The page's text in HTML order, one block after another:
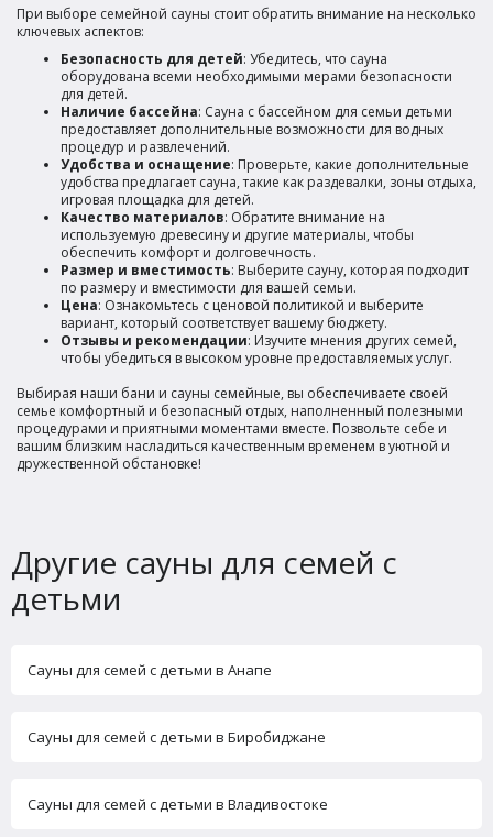
При выборе семейной сауны стоит обратить внимание на несколько
ключевых аспектов:
Безопасность для детей: Убедитесь, что сауна
оборудована всеми необходимыми мерами безопасности
для детей.
Наличие бассейна: Сауна с бассейном для семьи детьми
предоставляет дополнительные возможности для водных
процедур и развлечений.
Удобства и оснащение: Проверьте, какие дополнительные
удобства предлагает сауна, такие как раздевалки, зоны отдыха,
игровая площадка для детей.
Качество материалов: Обратите внимание на
используемую древесину и другие материалы, чтобы
обеспечить комфорт и долговечность.
Размер и вместимость: Выберите сауну, которая подходит
по размеру и вместимости для вашей семьи.
Цена: Ознакомьтесь с ценовой политикой и выберите
вариант, который соответствует вашему бюджету.
Отзывы и рекомендации: Изучите мнения других семей,
чтобы убедиться в высоком уровне предоставляемых услуг.
Выбирая наши бани и сауны семейные, вы обеспечиваете своей
семье комфортный и безопасный отдых, наполненный полезными
процедурами и приятными моментами вместе. Позвольте себе и
вашим близким насладиться качественным временем в уютной и
дружественной обстановке!
Другие сауны для семей с
детьми
Сауны для семей с детьми в Анапе
Сауны для семей с детьми в Биробиджане
Сауны для семей с детьми в Владивостоке